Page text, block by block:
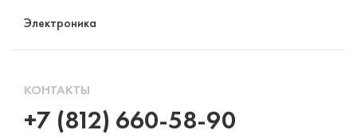
Электроника
КОНТАКТЫ
+7 (812) 660-58-90